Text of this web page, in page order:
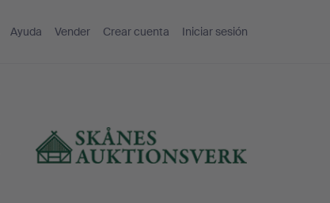
Ayuda Vender Crear cuenta Iniciar sesión